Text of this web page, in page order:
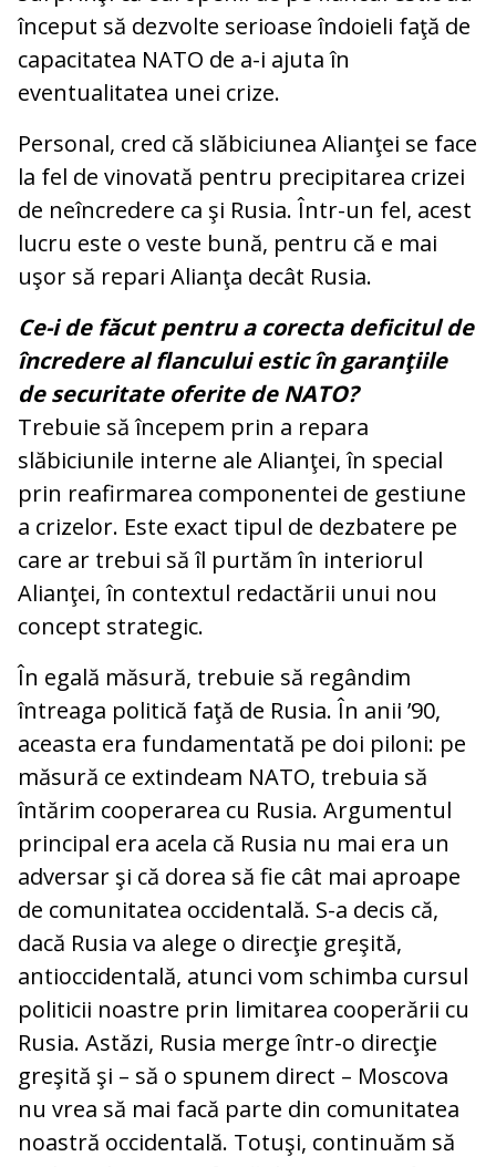
început să dezvolte serioase îndoieli faţă de
capacitatea NATO de a-i ajuta în
eventualitatea unei crize.
Personal, cred că slăbiciunea Alianţei se face
la fel de vinovată pentru precipitarea crizei
de neîncredere ca şi Rusia. Într-un fel, acest
lucru este o veste bună, pentru că e mai
uşor să repari Alianţa decât Rusia.
Ce-i de făcut pentru a corecta deficitul de
încredere al flancului estic în garanţiile
de securitate oferite de NATO?
Trebuie să începem prin a repara
slăbiciunile interne ale Alianţei, în special
prin reafirmarea componentei de gestiune
a crizelor. Este exact tipul de dezbatere pe
care ar trebui să îl purtăm în interiorul
Alianţei, în contextul redactării unui nou
concept strategic.
În egală măsură, trebuie să regândim
întreaga politică faţă de Rusia. În anii ’90,
aceasta era fundamentată pe doi piloni: pe
măsură ce extindeam NATO, trebuia să
întărim cooperarea cu Rusia. Argumentul
principal era acela că Rusia nu mai era un
adversar şi că dorea să fie cât mai aproape
de comunitatea occidentală. S-a decis că,
dacă Rusia va alege o direcţie greşită,
antioccidentală, atunci vom schimba cursul
politicii noastre prin limitarea cooperării cu
Rusia. Astăzi, Rusia merge într-o direcţie
greşită şi – să o spunem direct – Moscova
nu vrea să mai facă parte din comunitatea
noastră occidentală. Totuşi, continuăm să